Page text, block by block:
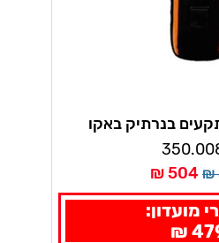
בנרתיק באקו
504 ₪
מועדון:
479